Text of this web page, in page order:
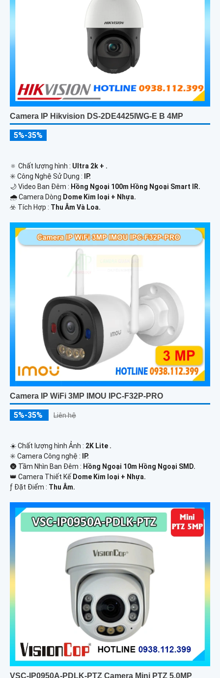
Camera IP Hikvision DS-2DE4425IWG-E B 4MP
5%-35%
🔅 Chất lượng hình : Ultra 2k + .
✳️ Công Nghệ Sử Dụng :
IP.
🌙 Video Ban Đêm : Hồng Ngoại 100m Hồng Ngoại Smart IR.
🌧️ Camera Dòng Dome Kim loại + Nhựa.
️☣️ Tích Hợp : Thu Âm Và Loa.
Camera IP WiFi 3MP IMOU IPC-F32P-PRO
5%-35% Liên hệ
☀️ Chất lượng hình Ảnh : 2K Lite .
✳️ Camera Công nghệ :
IP.
🌚 Tầm Nhìn Ban Đêm : Hồng Ngoại 10m Hồng Ngoại SMD.
👑 Camera Thiết Kế Dome Kim loại + Nhựa.
️ƒ Đặt Điểm : Thu Âm.
VSC-IP0950A-PDLK-PTZ Camera Mini PTZ 5.0MP